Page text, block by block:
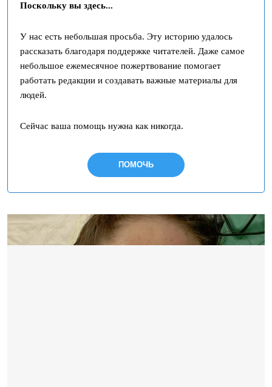
Поскольку вы здесь...
У нас есть небольшая просьба. Эту историю удалось
рассказать благодаря поддержке читателей. Даже самое
небольшое ежемесячное пожертвование помогает
работать редакции и создавать важные материалы для
людей.
Сейчас ваша помощь нужна как никогда.
ПОМОЧЬ